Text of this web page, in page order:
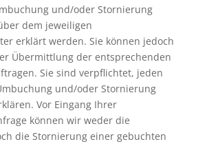
und/oder Stornierung
dem jeweiligen
erklärt werden. Sie können jedoch
Übermittlung der entsprechenden
Sie sind verpflichtet, jeden
und/oder Stornierung
Vor Eingang Ihrer
können wir weder die
die Stornierung einer gebuchten